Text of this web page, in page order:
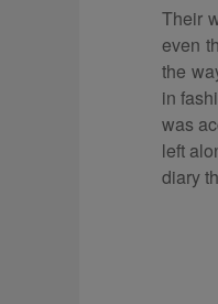
Their
even
the
in
was
left
diary